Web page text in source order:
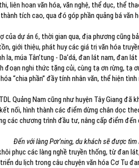
liên hoan văn hóa, văn nghệ, thể dục, thể
tích cao, qua đó góp phần quảng bá
của dự án 6, thời gian qua, địa phương cũng
giới thiệu, phát huy các giá trị văn hóa
la, múa Tân’tung - Da’dá, đan lát nam, đan
đoạn nghi thức tặng củi, cùng tạ ơn rừng, tạ
hóa “chia phần” đầy tính nhân văn, thể hiện
Quảng Nam cũng như huyện Tây Giang
nối, hình thành các điểm dừng chân dọc
các chương trình đầu tư, nâng cấp điểm đến
Đến với làng Pơr’ning, du khách sẽ được
phục các làng nghề truyền thống, từ đan
du lịch trong câu chuyện văn hóa Cơ Tu